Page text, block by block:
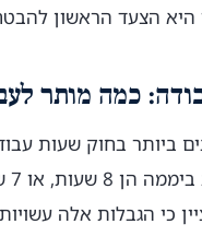
הצעד הראשון
כמה מותר
ביותר בחוק שעות
כי הגבלות אלה